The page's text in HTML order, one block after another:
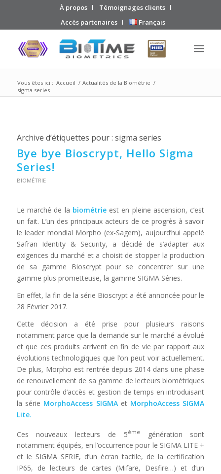
À propos
Témoignages clients
Accès partenaires
Français
Vous êtes ici : Accueil / Actualités de la Biométrie /
sigma series
Archive d’étiquettes pour : sigma series
Bye bye Bioscrypt, Hello Sigma
Series!
BIOMÉTRIE
Le marché de la biométrieest en pleine ascension, c’est
un fait. L’un des principaux acteurs de ce progrès à savoir
le leader mondial Morpho (ex-Sagem), aujourd’hui appelé
Safran Identity & Security, a décidé de s’adapter aux
exigences du marché et a choisit de stopper la production
de sa gamme Bioscrypt pour se concentrer sur une
gamme plus prometteuse, la gamme SIGMA Séries.
En effet, la fin de la série Bioscrypt a été annoncée pour le
28 Février 2017.
Cette décision a été prise pour plusieurs raisons
notamment parce que la demande sur le marché a évolué
et que ces produits arrivent en fin de vie par rapport aux
évolutions technologiques que l’on peut voir actuellement.
De plus, Morpho est rentrée depuis 2014 dans une phase
de renouvellement de sa gamme de lecteurs biométriques
pour contrôle d’accès et gestion de temps en introduisant
la série MorphoAccess SIGMAet MorphoAccess SIGMA
Lite.
Ces nouveaux lecteurs de 5èmegénération sont
notamment équipés, en l’occurrence pour le SIGMA LITE +
et le SIGMA SERIE, d’un écran tactile, de la certification
IP65, de lecteurs de cartes (Mifare, Desfire…) et d’un